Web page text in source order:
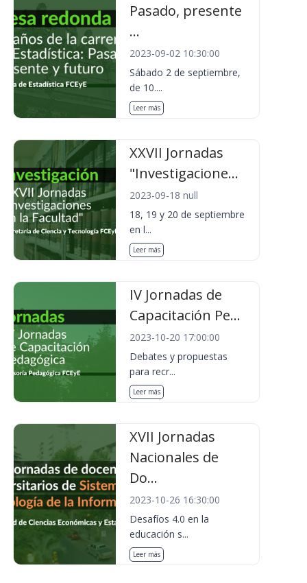
Pasado, presente
...
2023-09-02 10:30:00
Sábado 2 de septiembre,
de 10....
Leer más
XXVII Jornadas
"Investigacione...
2023-09-18 null
18, 19 y 20 de septiembre
en l...
Leer más
IV Jornadas de
Capacitación Pe...
2023-10-20 17:00:00
Debates y propuestas
para recr...
Leer más
XVII Jornadas
Nacionales de
Do...
2023-10-26 16:30:00
Desafíos 4.0 en la
educación s...
Leer más